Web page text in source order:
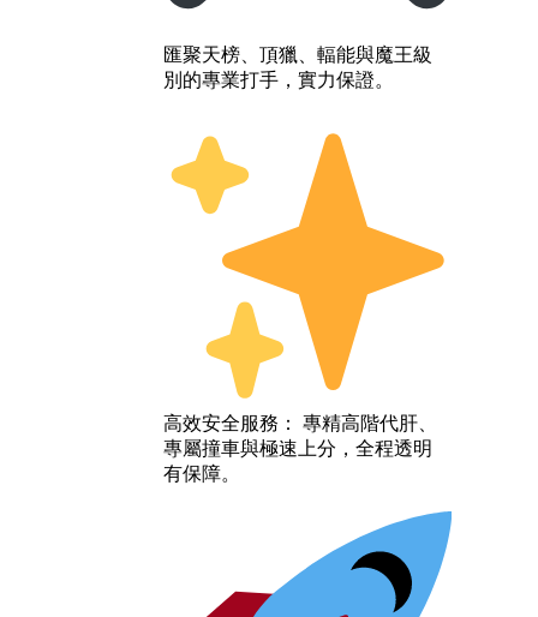
匯聚天榜、頂獵、輻能與魔王級
別的專業打手，實力保證。
高效安全服務： 專精高階代肝、
專屬撞車與極速上分，全程透明
有保障。